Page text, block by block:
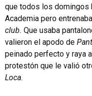
que todos los domingos
Academia pero
club. Que usaba
valieron el apodo de
peinado perfecto y raya
protestón que le valió
Loca.